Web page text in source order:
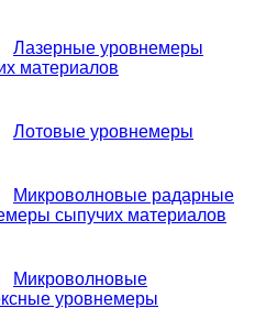
Лазерные уровнемеры
материалов
Лотовые уровнемеры
Микроволновые радарные
сыпучих материалов
Микроволновые
уровнемеры